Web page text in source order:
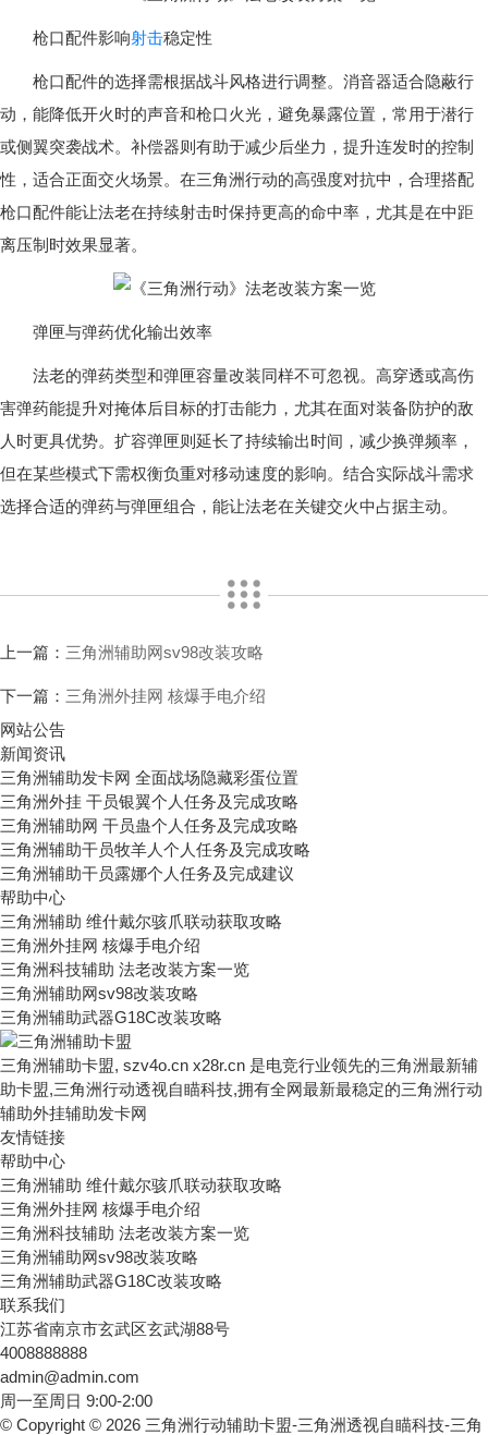
枪口配件影响射击稳定性
枪口配件的选择需根据战斗风格进行调整。消音器适合隐蔽行
动，能降低开火时的声音和枪口火光，避免暴露位置，常用于潜行
或侧翼突袭战术。补偿器则有助于减少后坐力，提升连发时的控制
性，适合正面交火场景。在三角洲行动的高强度对抗中，合理搭配
枪口配件能让法老在持续射击时保持更高的命中率，尤其是在中距
离压制时效果显著。
弹匣与弹药优化输出效率
法老的弹药类型和弹匣容量改装同样不可忽视。高穿透或高伤
害弹药能提升对掩体后目标的打击能力，尤其在面对装备防护的敌
人时更具优势。扩容弹匣则延长了持续输出时间，减少换弹频率，
但在某些模式下需权衡负重对移动速度的影响。结合实际战斗需求
选择合适的弹药与弹匣组合，能让法老在关键交火中占据主动。
上一篇： 三角洲辅助网sv98改装攻略
下一篇： 三角洲外挂网 核爆手电介绍
网站公告
新闻资讯
三角洲辅助发卡网 全面战场隐藏彩蛋位置
三角洲外挂 干员银翼个人任务及完成攻略
三角洲辅助网 干员蛊个人任务及完成攻略
三角洲辅助干员牧羊人个人任务及完成攻略
三角洲辅助干员露娜个人任务及完成建议
帮助中心
三角洲辅助 维什戴尔骇爪联动获取攻略
三角洲外挂网 核爆手电介绍
三角洲科技辅助 法老改装方案一览
三角洲辅助网sv98改装攻略
三角洲辅助武器G18C改装攻略
三角洲辅助卡盟, szv4o.cn x28r.cn 是电竞行业领先的三角洲最新辅
助卡盟,三角洲行动透视自瞄科技,拥有全网最新最稳定的三角洲行动
辅助外挂辅助发卡网
友情链接
帮助中心
三角洲辅助 维什戴尔骇爪联动获取攻略
三角洲外挂网 核爆手电介绍
三角洲科技辅助 法老改装方案一览
三角洲辅助网sv98改装攻略
三角洲辅助武器G18C改装攻略
联系我们
江苏省南京市玄武区玄武湖88号
4008888888
admin@admin.com
周一至周日 9:00-2:00
© Copyright © 2026 三角洲行动辅助卡盟-三角洲透视自瞄科技-三角